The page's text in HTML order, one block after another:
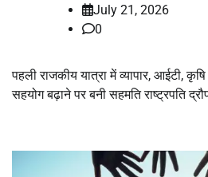
July 21, 2026
0
पहली राजकीय यात्रा में व्यापार, आईटी,
सहयोग बढ़ाने पर बनी सहमति राष्ट्रपति